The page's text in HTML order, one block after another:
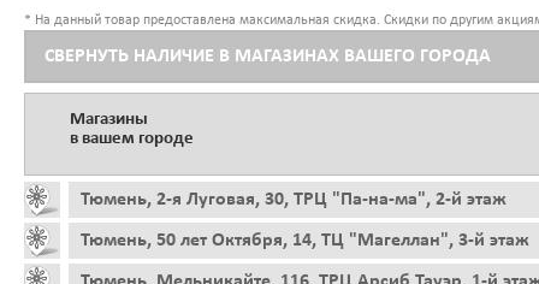
* На данный товар предоставлена максимальная скидка. Скидки по другим
СВЕРНУТЬ НАЛИЧИЕ В МАГАЗИНАХ ВАШЕГО ГОРОДА
Магазины
в вашем городе
Тюмень, 2-я Луговая, 30, ТРЦ "Па-на-ма", 2-й этаж
Тюмень, 50 лет Октября, 14, ТЦ "Магеллан", 3-й этаж